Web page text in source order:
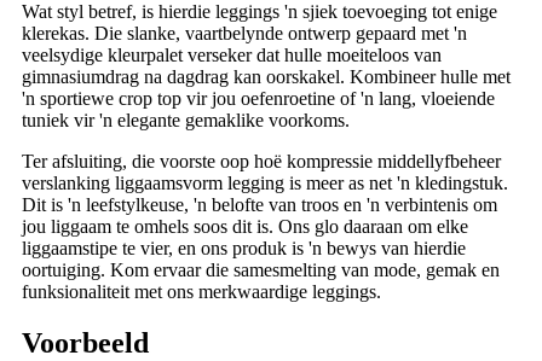
Wat styl betref, is hierdie leggings 'n sjiek toevoeging tot enige
klerekas. Die slanke, vaartbelynde ontwerp gepaard met 'n
veelsydige kleurpalet verseker dat hulle moeiteloos van
gimnasiumdrag na dagdrag kan oorskakel. Kombineer hulle met
'n sportiewe crop top vir jou oefenroetine of 'n lang, vloeiende
tuniek vir 'n elegante gemaklike voorkoms.
Ter afsluiting, die voorste oop hoë kompressie middellyfbeheer
verslanking liggaamsvorm legging is meer as net 'n kledingstuk.
Dit is 'n leefstylkeuse, 'n belofte van troos en 'n verbintenis om
jou liggaam te omhels soos dit is. Ons glo daaraan om elke
liggaamstipe te vier, en ons produk is 'n bewys van hierdie
oortuiging. Kom ervaar die samesmelting van mode, gemak en
funksionaliteit met ons merkwaardige leggings.
Voorbeeld